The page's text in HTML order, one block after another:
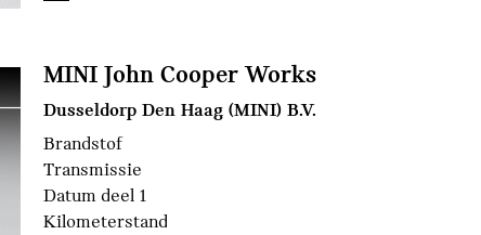
MINI John Cooper Works
Dusseldorp Den Haag (MINI) B.V.
Brandstof
Transmissie
Datum deel 1
Kilometerstand